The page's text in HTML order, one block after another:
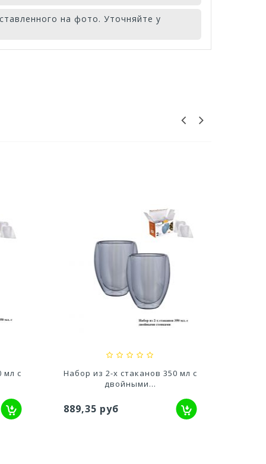
на фото. Уточняйте у
Кашпо Верде с мет.подвесом
(6л.) Цв....
мл с
Набор из 2-х стаканов 350 мл с
двойными...
889,35 руб